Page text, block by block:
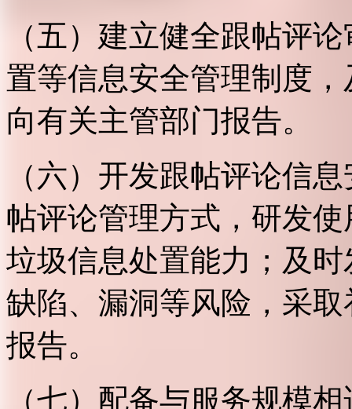
（五）建立健全跟帖评
置等信息安全管理制度
向有关主管部门报告。
（六）开发跟帖评论信
帖评论管理方式，研发
垃圾信息处置能力；及
缺陷、漏洞等风险，采
报告。
（七）配备与服务规模